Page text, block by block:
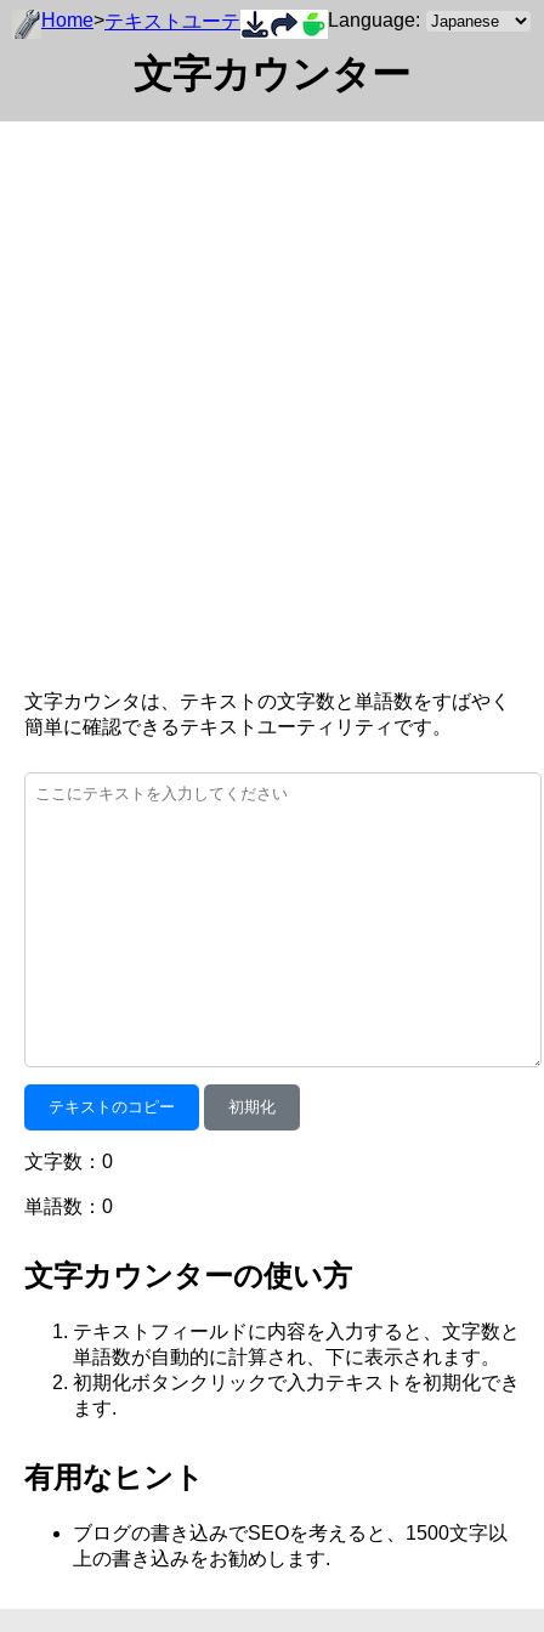
Home>テキストユーティリティ
文字カウンター
Language:
文字カウンタは、テキストの文字数と単語数をすばやく
簡単に確認できるテキストユーティリティです。
テキストのコピー 初期化
文字数：0
単語数：0
文字カウンターの使い方
テキストフィールドに内容を入力すると、文字数と
単語数が自動的に計算され、下に表示されます。
初期化ボタンクリックで入力テキストを初期化でき
ます.
有用なヒント
ブログの書き込みでSEOを考えると、1500文字以
上の書き込みをお勧めします.